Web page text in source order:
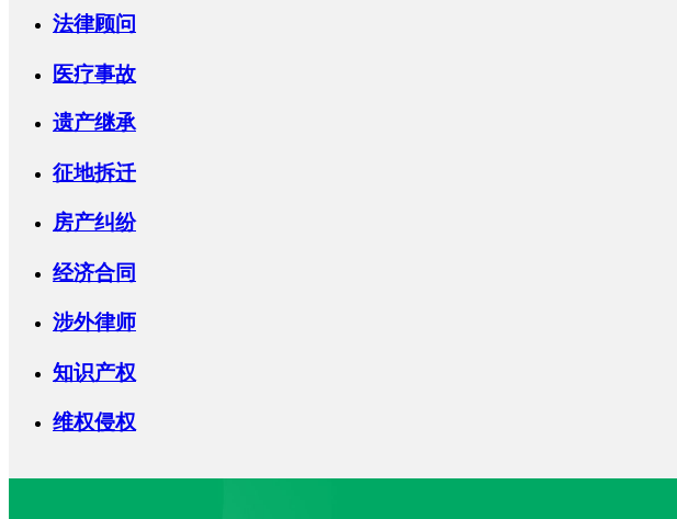
法律顾问
医疗事故
遗产继承
征地拆迁
房产纠纷
经济合同
涉外律师
知识产权
维权侵权